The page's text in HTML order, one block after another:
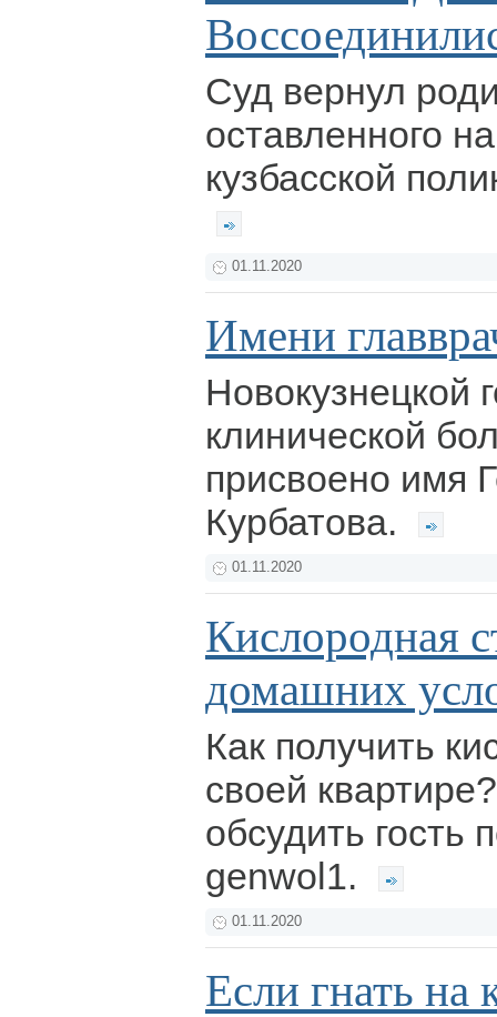
Суд вернул
оставленного
кузбасской
01.11.2020
Имени
Новокузнецкой
клинической
присвоено имя
Курбатова.
01.11.2020
Кислородная
домашних
Как получить
своей
обсудить гость
genwol1.
01.11.2020
Если гнать на